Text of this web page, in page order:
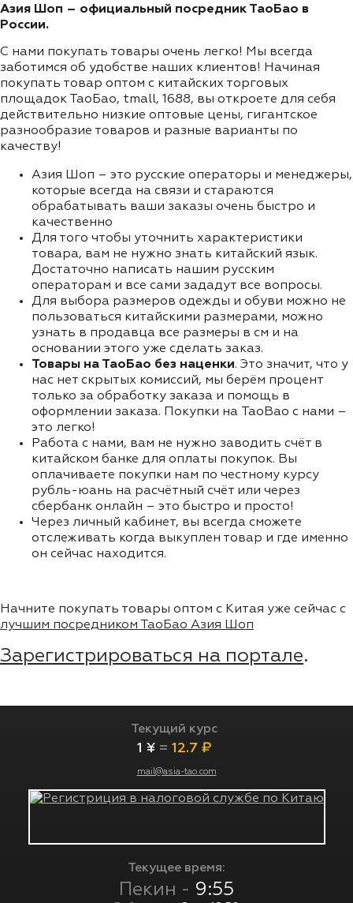
Азия Шоп – официальный посредник ТаоБао в
России.
С нами покупать товары очень легко! Мы всегда
заботимся об удобстве наших клиентов! Начиная
покупать товар оптом с китайских торговых
площадок ТаоБао, tmall, 1688, вы откроете для себя
действительно низкие оптовые цены, гигантское
разнообразие товаров и разные варианты по
качеству!
Азия Шоп – это русские операторы и менеджеры,
которые всегда на связи и стараются
обрабатывать ваши заказы очень быстро и
качественно
Для того чтобы уточнить характеристики
товара, вам не нужно знать китайский язык.
Достаточно написать нашим русским
операторам и все сами зададут все вопросы.
Для выбора размеров одежды и обуви можно не
пользоваться китайскими размерами, можно
узнать в продавца все размеры в см и на
основании этого уже сделать заказ.
Товары на ТаоБао без наценки. Это значит, что у
нас нет скрытых комиссий, мы берём процент
только за обработку заказа и помощь в
оформлении заказа. Покупки на TaoBao с нами –
это легко!
Работа с нами, вам не нужно заводить счёт в
китайском банке для оплаты покупок. Вы
оплачиваете покупки нам по честному курсу
рубль-юань на расчётный счёт или через
сбербанк онлайн – это быстро и просто!
Через личный кабинет, вы всегда сможете
отслеживать когда выкуплен товар и где именно
он сейчас находится.
Начните покупать товары оптом с Китая уже сейчас с
лучшим посредником ТаоБао Азия Шоп
Зарегистрироваться на портале.
Текущий курс
1 ¥ = 12.7 ₽
mail@asia-tao.com
Текущее время:
Пекин - 9:55